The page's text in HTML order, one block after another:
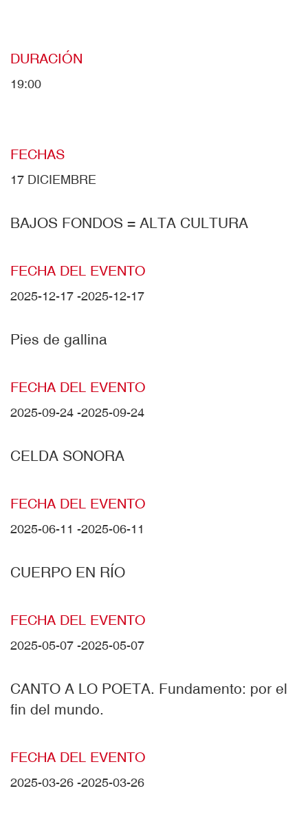
DURACIÓN
19:00
FECHAS
17 DICIEMBRE
BAJOS FONDOS = ALTA CULTURA
FECHA DEL EVENTO
2025-12-17 -2025-12-17
Pies de gallina
FECHA DEL EVENTO
2025-09-24 -2025-09-24
CELDA SONORA
FECHA DEL EVENTO
2025-06-11 -2025-06-11
CUERPO EN RÍO
FECHA DEL EVENTO
2025-05-07 -2025-05-07
CANTO A LO POETA. Fundamento: por el
fin del mundo.
FECHA DEL EVENTO
2025-03-26 -2025-03-26